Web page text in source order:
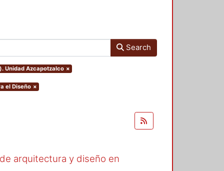
Search
Unidad Azcapotzalco ×
el Diseño ×
arquitectura y diseño en